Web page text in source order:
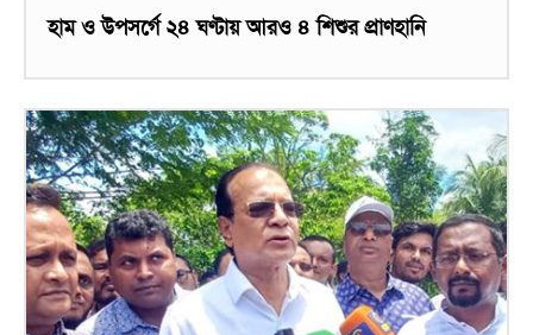
হাম ও উপসর্গে ২৪ ঘণ্টায় আরও ৪ শিশুর প্রাণহানি